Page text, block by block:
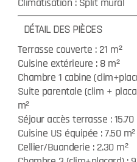
DÉTAIL DES PIÈCES
Terrasse couverte : 21 m²
Cuisine extérieure : 8 m²
Chambre 1 cabine
Suite parentale (clim +
m²
Séjour accès terrasse : 15.70
Cuisine US équipée : 7.50 m²
Cellier/Buanderie : 2.30 m²